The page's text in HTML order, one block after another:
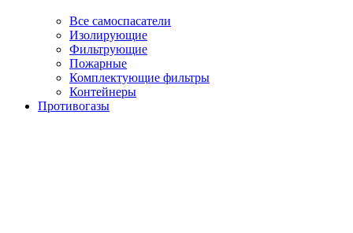
Все самоспасатели
Изолирующие
Фильтрующие
Пожарные
Комплектующие фильтры
Контейнеры
Противогазы